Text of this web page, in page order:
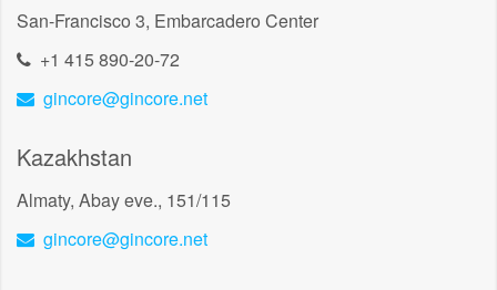
San-Francisco 3, Embarcadero Center
+1 415 890-20-72
gincore@gincore.net
Kazakhstan
Almaty, Abay eve., 151/115
gincore@gincore.net